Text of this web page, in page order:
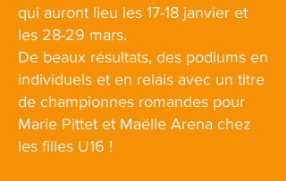
qui auront lieu les 17-18 janvier et
les 28-29 mars.
De beaux résultats, des podiums en
individuels et en relais avec un titre
de championnes romandes pour
Marie Pittet et Maëlle Arena chez
les filles U16 !